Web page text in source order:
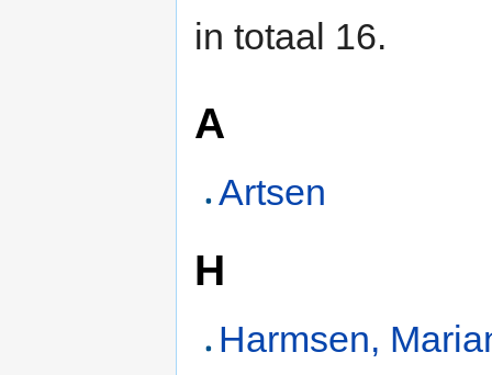
in totaal 16.
A
Artsen
H
Harmsen,